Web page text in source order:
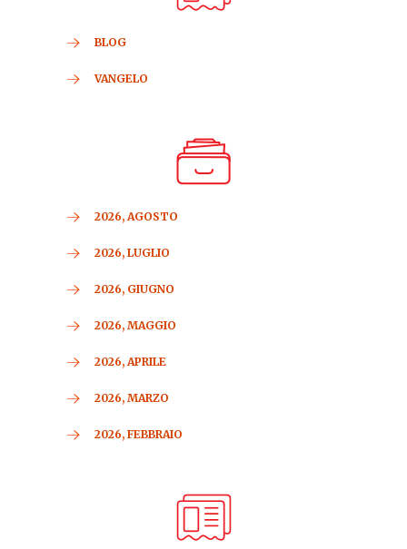
BLOG
VANGELO
2026, AGOSTO
2026, LUGLIO
2026, GIUGNO
2026, MAGGIO
2026, APRILE
2026, MARZO
2026, FEBBRAIO